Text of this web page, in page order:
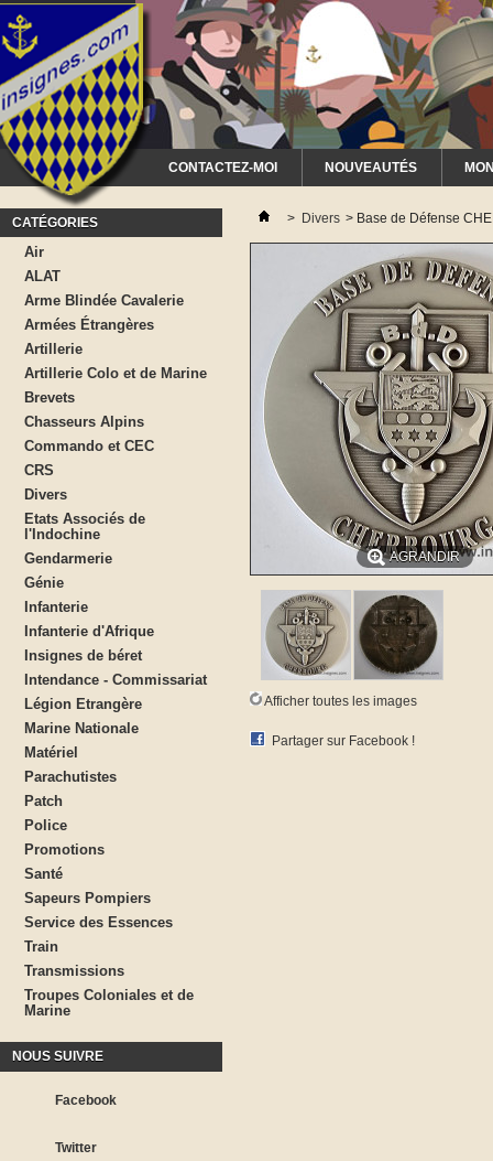
CONTACTEZ-MOI NOUVEAUTÉS
CATÉGORIES
Air
ALAT
Arme Blindée Cavalerie
Armées Étrangères
Artillerie
Artillerie Colo et de Marine
Brevets
Chasseurs Alpins
Commando et CEC
CRS
Divers
Etats Associés de
l'Indochine
Gendarmerie
Génie
Infanterie
Infanterie d'Afrique
Insignes de béret
Intendance - Commissariat
Légion Etrangère
Marine Nationale
Matériel
Parachutistes
Patch
Police
Promotions
Santé
Sapeurs Pompiers
Service des Essences
Train
Transmissions
Troupes Coloniales et de
Marine
NOUS SUIVRE
Facebook
Twitter
> Divers > Base de Défense
AGRANDIR
Afficher toutes les images
Partager sur Facebook !